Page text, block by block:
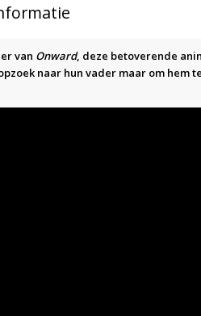
van Onward, deze betoverende
naar hun vader maar om hem